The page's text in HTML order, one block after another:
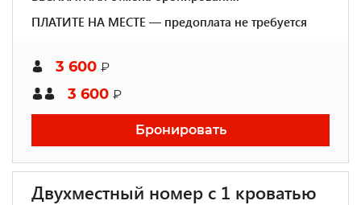
ПЛАТИТЕ НА МЕСТЕ — предоплата не требуется
3 600 ₽
3 600 ₽
Бронировать
Двухместный номер с 1 кроватью